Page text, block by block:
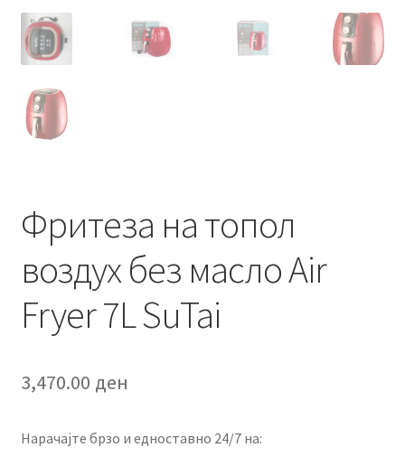
Фритеза на топол
воздух без масло Air
Fryer 7L SuTai
3,470.00 ден
Нарачајте брзо и едноставно 24/7 на: